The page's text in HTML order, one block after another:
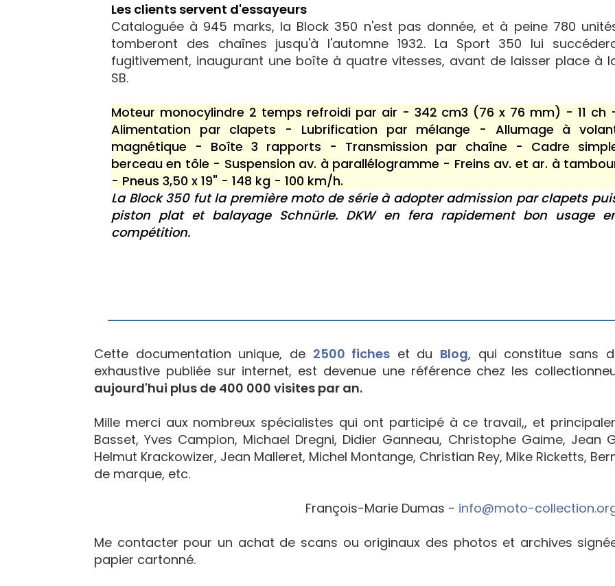
Les clients servent d'essayeurs
Cataloguée à 945 marks, la Block 350 n'est pas donnée, et à peine 780
tomberont des chaînes jusqu'à l'automne 1932. La Sport 350 lui
fugitivement, inaugurant une boîte à quatre vitesses, avant de laisser place à
SB.
Moteur monocylindre 2 temps refroidi par air - 342 cm3 (76 x 76 mm) - 11 ch
Alimentation par clapets - Lubrification par mélange - Allumage à
magnétique - Boîte 3 rapports - Transmission par chaîne - Cadre
berceau en tôle - Suspension av. à parallélogramme - Freins av. et ar. à
- Pneus 3,50 x 19" - 148 kg - 100 km/h.
La Block 350 fut la première moto de série à adopter admission par clapets
piston plat et balayage Schnürle. DKW en fera rapidement bon usage
compétition.
Cette documentation unique, de 2500 fiches et du Blog, qui constitue sans
exhaustive publiée sur internet, est devenue une référence chez les
aujourd'hui plus de 400 000 visites par an.
Mille merci aux nombreux spécialistes qui ont participé à ce travail,, et
Basset, Yves Campion, Michael Dregni, Didier Ganneau, Christophe Gaime, Jean
Helmut Krackowizer, Jean Malleret, Michel Montange, Christian Rey, Mike Ricketts,
de marque, etc.
François-Marie Dumas - info@moto-
Me contacter pour un achat de scans ou originaux des photos et archives
papier cartonné.